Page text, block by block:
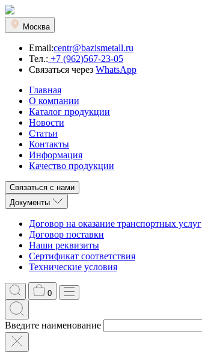
Москва
Email:centr@bazismetall.ru
Тел.: +7 (962)567-23-05
Связаться через WhatsApp
Главная
О компании
Каталог продукции
Новости
Статьи
Контакты
Информация
Качество продукции
Связаться с нами
Документы
Договор на оказание транспортных услуг
Договор поставки
Наши реквизиты
Сертификат соответствия
Технические условия
0
Введите наименование